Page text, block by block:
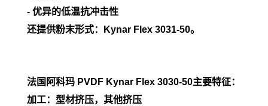
- 优异的低温抗冲击性
还提供粉末形式：Kynar Flex 3031-50。
法国阿科玛 PVDF Kynar Flex 3030-50主要特征：
加工：型材挤压，其他挤压